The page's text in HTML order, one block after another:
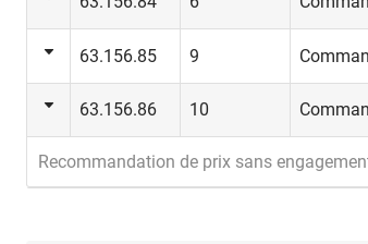
63.156.85 9
63.156.86 10
Recommandation de prix sans